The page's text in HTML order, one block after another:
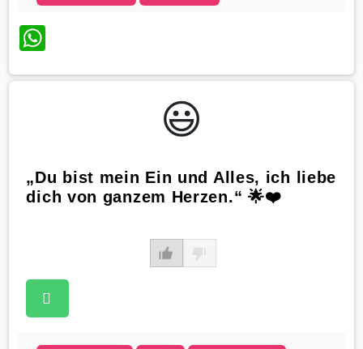
WhatsApp
😃️
„Du bist mein Ein und Alles, ich liebe
dich von ganzem Herzen.“ 🌟❤️